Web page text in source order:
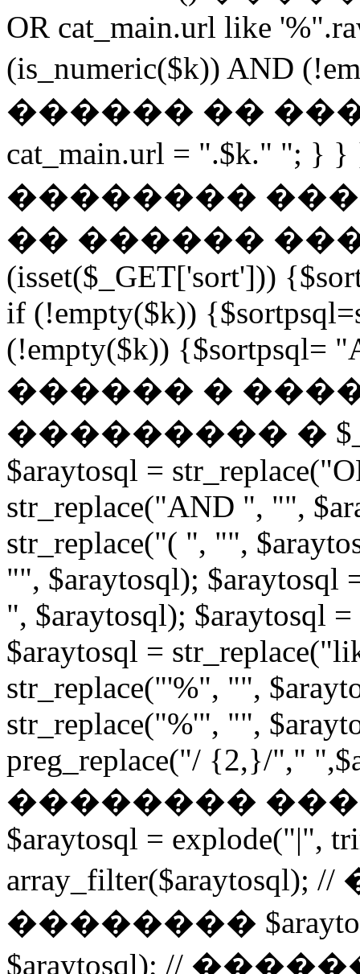
OR cat_main.url like
(is_numeric($k)) AND
������ ��
cat_main.url = ".$k."
��������
�� ������
(isset($_GET['sort']))
if (!empty($k))
(!empty($k)) {$sortpsql=
������ �
��������� �
$araytosql =
str_replace("AND ", "",
str_replace("( ", "",
"", $araytosql); $araytosql
", $araytosql); $araytosql
$araytosql =
str_replace("'%", "",
str_replace("%'", "",
preg_replace("/ {2,}/","
��������
$araytosql = explode("|",
�������� $araytosql
$araytosql); //